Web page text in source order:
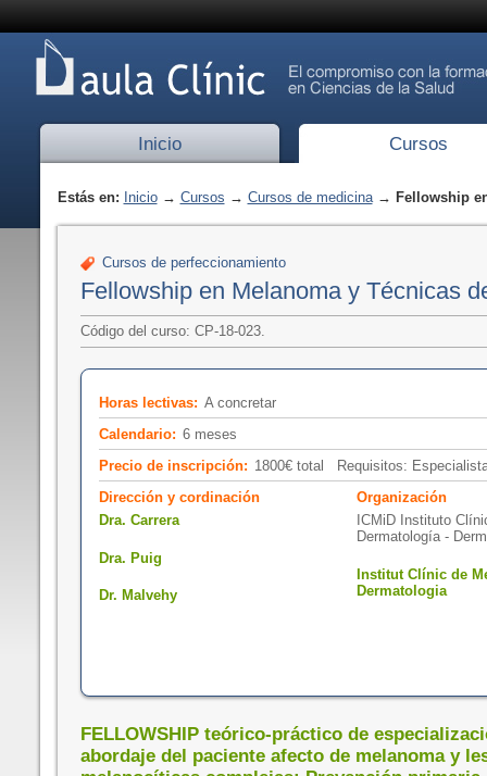
Inicio Cursos
Estás en: Inicio→ Cursos → Cursos de medicina→ Fellowship en
Cursos de perfeccionamiento
Fellowship en Melanoma y Técnicas
Código del curso: CP-18-023.
Horas lectivas: A concretar
Calendario: 6 meses
Precio de inscripción: 1800€ total Requisitos:
Dirección y cordinación
Dra. Carrera
Dra. Puig
Dr. Malvehy
Organización
ICMiD Instituto
Dermatología -
Institut Clínic de
Dermatologia
FELLOWSHIP teórico-práctico de
abordaje del paciente afecto de melanoma y